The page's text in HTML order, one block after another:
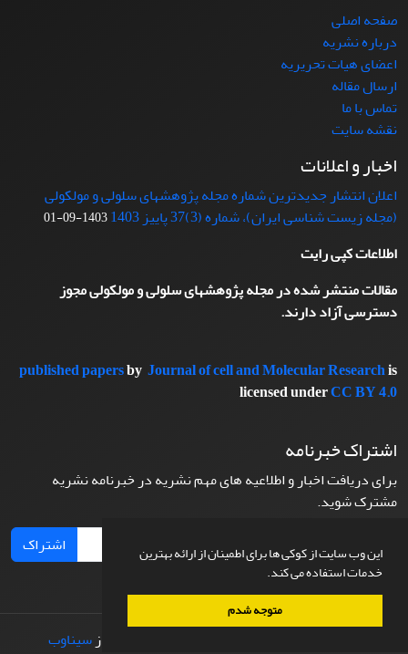
این وب سایت از کوکی ها برای اطمینان از ارائه بهترین
خدمات استفاده می کند.
متوجه شدم
صفحه اصلی
درباره نشریه
اعضای هیات تحریریه
ارسال مقاله
تماس با ما
نقشه سایت
اخبار و اعلانات
اعلان انتشار جدیدترین شماره مجله پژوهشهای سلولی و مولکولی
(مجله زیست شناسی ایران)، شماره (3)37 پاییز 1403
1403-09-01
اطلاعات کپی رایت
مقالات منتشر شده در مجله پژوهشهای سلولی و مولکولی مجوز
دسترسی آزاد دارند.
published papersby Journal of cell and Molecular Researchis
licensed underCC BY 4.0
اشتراک خبرنامه
برای دریافت اخبار و اطلاعیه های مهم نشریه در خبرنامه نشریه
مشترک شوید.
اشتراک
طراحی و پیاده سازی ازسیناوب